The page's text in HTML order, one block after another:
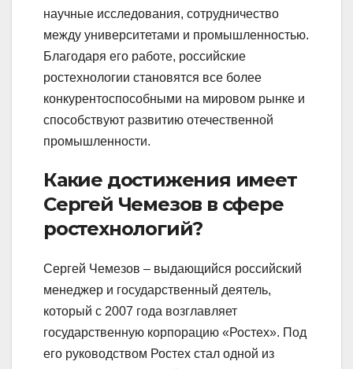
научные исследования, сотрудничество
между университетами и промышленностью.
Благодаря его работе, российские
ростехнологии становятся все более
конкурентоспособными на мировом рынке и
способствуют развитию отечественной
промышленности.
Какие достижения имеет
Сергей Чемезов в сфере
ростехнологий?
Сергей Чемезов – выдающийся российский
менеджер и государственный деятель,
который с 2007 года возглавляет
государственную корпорацию «Ростех». Под
его руководством Ростех стал одной из